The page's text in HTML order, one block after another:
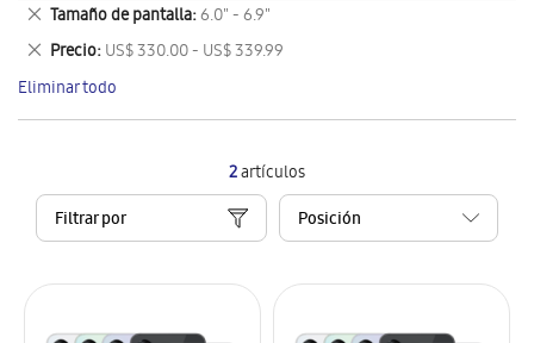
2artículos
Filtrar por
Tamaño de pantalla 6.0" - 6.9"
Eliminar
este
artículo
Precio US$ 330.00 - US$ 339.99
Eliminar
este
artículo
Eliminar todo